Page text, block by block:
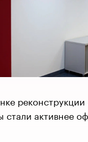
реконструкции
стали активнее